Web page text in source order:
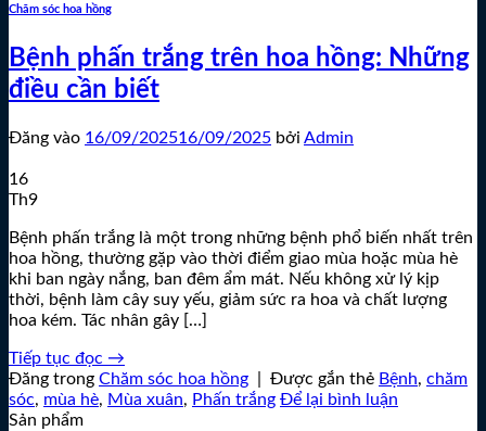
Chăm sóc hoa hồng
Bệnh phấn trắng trên hoa hồng: Những
điều cần biết
Đăng vào 16/09/202516/09/2025 bởi Admin
16
Th9
Bệnh phấn trắng là một trong những bệnh phổ biến nhất trên
hoa hồng, thường gặp vào thời điểm giao mùa hoặc mùa hè
khi ban ngày nắng, ban đêm ẩm mát. Nếu không xử lý kịp
thời, bệnh làm cây suy yếu, giảm sức ra hoa và chất lượng
hoa kém. Tác nhân gây […]
Tiếp tục đọc →
Đăng trong Chăm sóc hoa hồng Được gắn thẻ Bệnh, chăm
sóc, mùa hè, Mùa xuân, Phấn trắng Để lại bình luận
Sản phẩm